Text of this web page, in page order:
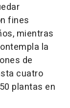
fines
mientras
la
de
cuatro
plantas en